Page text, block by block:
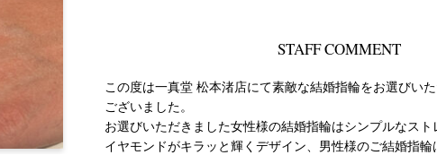
STAFF COMMENT
この度は一真堂 松本渚店にて素敵な結婚指輪をお選びい
ございました。
お選びいただきました女性様の結婚指輪はシンプルなス
イヤモンドがキラッと輝くデザイン、男性様のご結婚指